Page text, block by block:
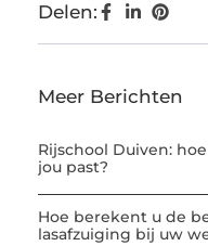
Delen:
Meer Berichten
Rijschool Duiven:
jou past?
Hoe berekent u de
lasafzuiging bij uw